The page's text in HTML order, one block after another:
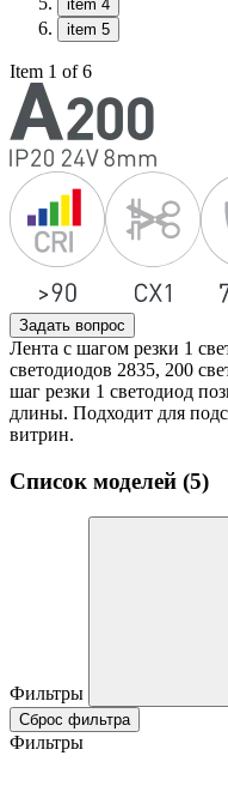
item 4
item 5
Item 1 of 6
Задать вопрос
Лента с шагом резки 1
светодиодов 2835, 200
шаг резки 1 светодиод
длины. Подходит для
витрин.
Список моделей (5)
Фильтры
Сброс фильтра
Фильтры